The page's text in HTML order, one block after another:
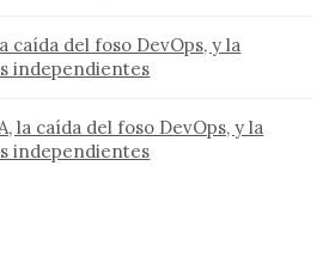
caída del foso DevOps, y la
independientes
la caída del foso DevOps, y la
independientes